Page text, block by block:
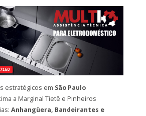
estratégicos em São Paulo
a Marginal Tietê e Pinheiros
Anhangüera, Bandeirantes e